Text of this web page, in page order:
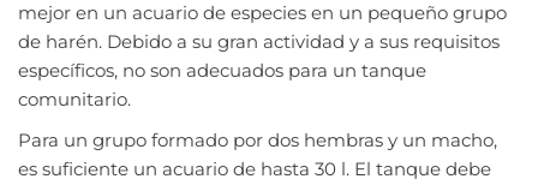
mejor en un acuario de especies en un pequeño grupo
de harén. Debido a su gran actividad y a sus requisitos
específicos, no son adecuados para un tanque
comunitario.
Para un grupo formado por dos hembras y un macho,
es suficiente un acuario de hasta 30 l. El tanque debe